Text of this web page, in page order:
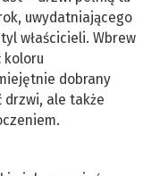
uwydatniającego
właścicieli. Wbrew
koloru
dobrany
drzwi, ale także